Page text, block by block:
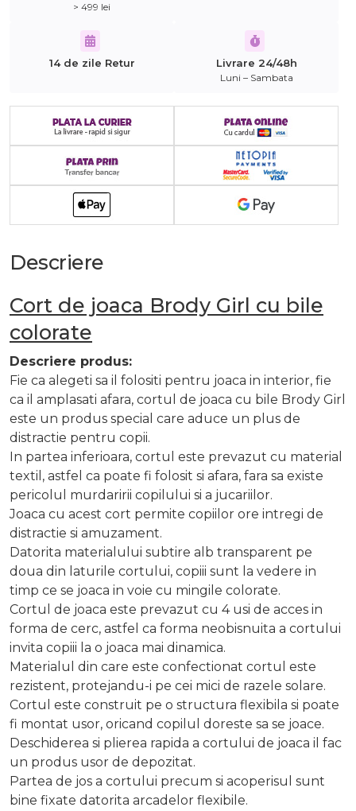
> 499 lei
14 de zile Retur Livrare 24/48h
Luni – Sambata
Descriere
Cort de joaca Brody Girl cu bile
colorate
Descriere produs:
Fie ca alegeti sa il folositi pentru joaca in interior, fie
ca il amplasati afara, cortul de joaca cu bile Brody Girl
este un produs special care aduce un plus de
distractie pentru copii.
In partea inferioara, cortul este prevazut cu material
textil, astfel ca poate fi folosit si afara, fara sa existe
pericolul murdaririi copilului si a jucariilor.
Joaca cu acest cort permite copiilor ore intregi de
distractie si amuzament.
Datorita materialului subtire alb transparent pe
doua din laturile cortului, copiii sunt la vedere in
timp ce se joaca in voie cu mingile colorate.
Cortul de joaca este prevazut cu 4 usi de acces in
forma de cerc, astfel ca forma neobisnuita a cortului
invita copiii la o joaca mai dinamica.
Materialul din care este confectionat cortul este
rezistent, protejandu-i pe cei mici de razele solare.
Cortul este construit pe o structura flexibila si poate
fi montat usor, oricand copilul doreste sa se joace.
Deschiderea si plierea rapida a cortului de joaca il fac
un produs usor de depozitat.
Partea de jos a cortului precum si acoperisul sunt
bine fixate datorita arcadelor flexibile.